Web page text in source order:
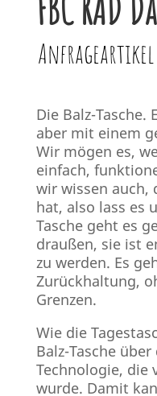
Anfrageartikel
Die Balz-Tasche.
aber mit einem
Wir mögen es,
einfach,
wir wissen auch,
hat, also lass es
Tasche geht es
draußen, sie ist
zu werden. Es
Zurückhaltung,
Grenzen.
Wie die
Balz-Tasche
Technologie, die
wurde. Damit